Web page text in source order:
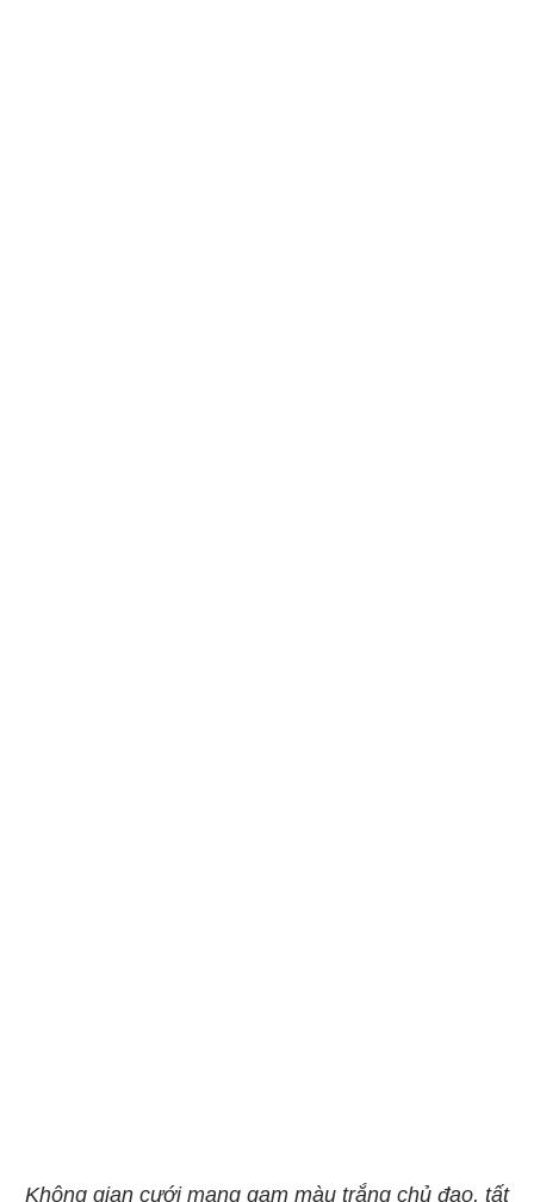
Không gian cưới mang gam màu trắng chủ đạo, tất